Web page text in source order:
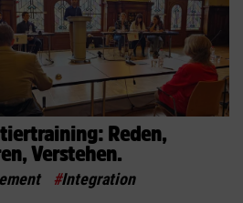
Reden,
Verstehen.
#Integration